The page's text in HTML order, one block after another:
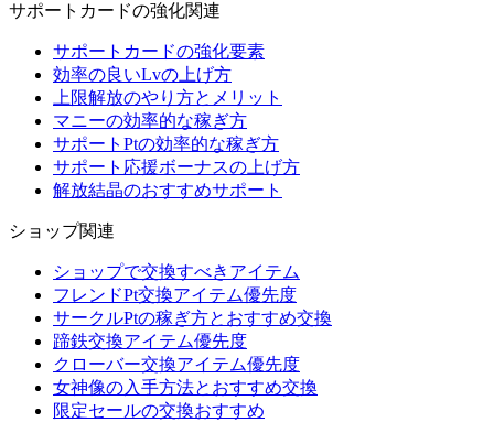
サポートカードの強化関連
サポートカードの強化要素
効率の良いLvの上げ方
上限解放のやり方とメリット
マニーの効率的な稼ぎ方
サポートPtの効率的な稼ぎ方
サポート応援ボーナスの上げ方
解放結晶のおすすめサポート
ショップ関連
ショップで交換すべきアイテム
フレンドPt交換アイテム優先度
サークルPtの稼ぎ方とおすすめ交換
蹄鉄交換アイテム優先度
クローバー交換アイテム優先度
女神像の入手方法とおすすめ交換
限定セールの交換おすすめ